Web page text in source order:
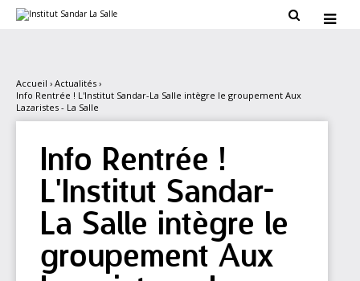
navigation
personnels
 
Accueil › Actualités ›
Info Rentrée ! L'Institut Sandar-La Salle intègre le groupement Aux
Lazaristes - La Salle
Info Rentrée !
L'Institut Sandar-
La Salle intègre le
groupement Aux